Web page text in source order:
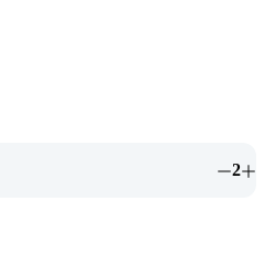
2